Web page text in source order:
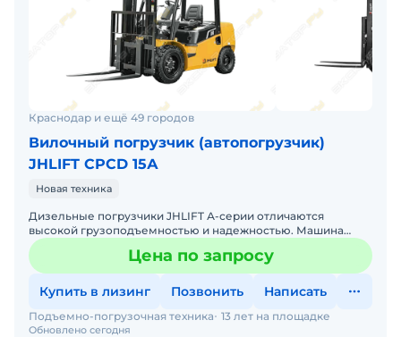
Краснодар и ещё 49 городов
Вилочный погрузчик (автопогрузчик)
JHLIFT CPCD 15А
Новая техника
Дизельные погрузчики JHLIFT А-серии отличаются
высокой грузоподъемностью и надежностью. Машина
приводится в действие мощным и надежным двигателем
XINCHAI мощнос
Цена по запросу
Купить в лизинг Позвонить Написать
Обновлено сегодня
Подъемно-погрузочная техника 13 лет на площадке